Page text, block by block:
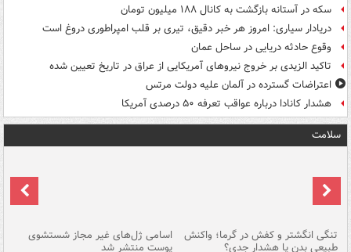
سکه در آستانه بازگشت به کانال ۱۸۸ میلیون تومان
دریادار سیاری: امروز هر خبر دقیق، تیری بر قلب امپراطوری دروغ است
وقوع حادثه دریایی در ساحل عمان
تاکید الزیدی بر خروج نیروهای آمریکایی از عراق در تاریخ تعیین شده
اعتراضات گسترده در آلمان علیه دولت مرتس
هشدار کانادا درباره عواقب تعرفه ۵۰ درصدی آمریکا
سلامت
تنگی انگشتر و کفش در گرما؛ واکنش
طبیعی بدن یا هشدار جدی؟
اسامی ژل‌های غیر مجاز شستشوی
پوست منتشر شد